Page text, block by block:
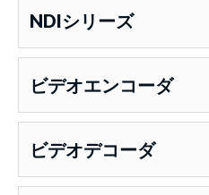
NDIシリーズ
ビデオエンコーダ
ビデオデコーダ